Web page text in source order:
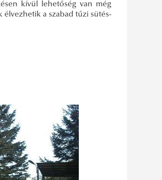
kívül lehetőség van még
a szabad tűzi sütés-